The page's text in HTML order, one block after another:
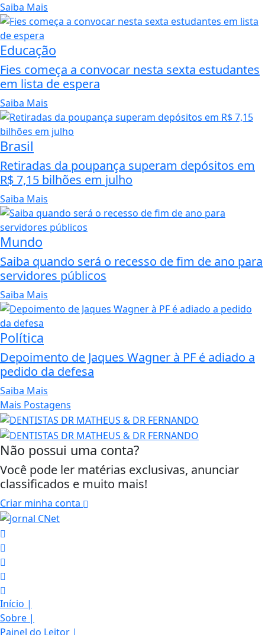
Saiba Mais
Educação
Fies começa a convocar nesta sexta estudantes
em lista de espera
Saiba Mais
Brasil
Retiradas da poupança superam depósitos em
R$ 7,15 bilhões em julho
Saiba Mais
Mundo
Saiba quando será o recesso de fim de ano para
servidores públicos
Saiba Mais
Política
Depoimento de Jaques Wagner à PF é adiado a
pedido da defesa
Saiba Mais
Mais Postagens
Não possui uma conta?
Você pode ler matérias exclusivas, anunciar
classificados e muito mais!
Criar minha conta
Início |
Sobre |
Painel do Leitor |